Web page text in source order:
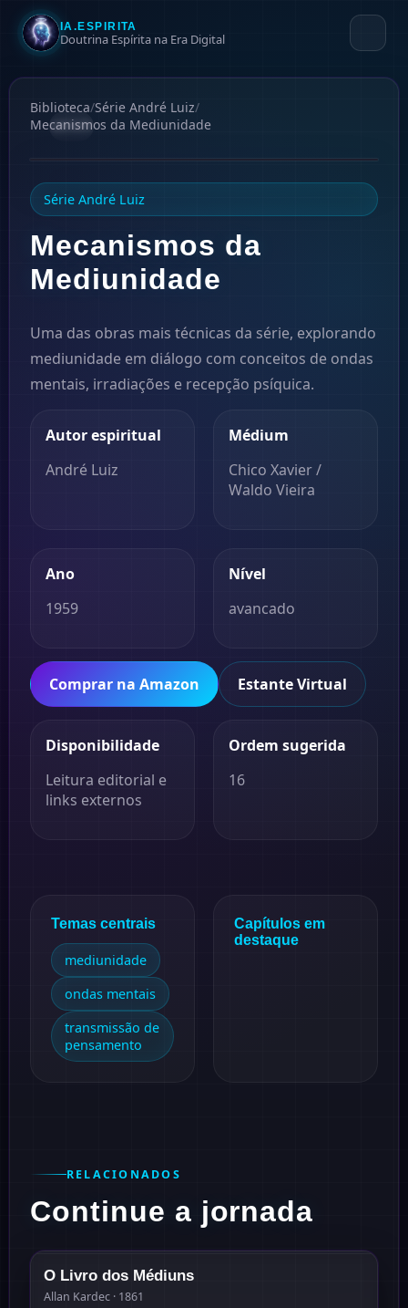
IA.ESPIRITA
Doutrina Espírita na Era Digital
Biblioteca/Série André Luiz/
Mecanismos da Mediunidade
#11
Série André Luiz
Mecanismos da
Mediunidade
Uma das obras mais técnicas da série, explorando
mediunidade em diálogo com conceitos de ondas
mentais, irradiações e recepção psíquica.
Autor espiritual
André Luiz
Médium
Chico Xavier/
Waldo Vieira
Ano
1959
Nível
avancado
Comprar na Amazon Estante Virtual
Disponibilidade
Leitura editorial e
links externos
Ordem sugerida
16
Temas centrais
mediunidade
ondas mentais
transmissão de
pensamento
Capítulos em
destaque
RELACIONADOS
Continue a jornada
O Livro dos Médiuns
Allan Kardec · 1861